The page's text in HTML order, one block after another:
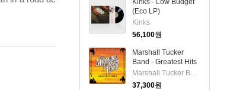
Kinks - Low Budget
(Eco LP)
Kinks
56,100원
Marshall Tucker
Band - Greatest Hits
(Bonus Tracks)(CD)Marshall Tucker Band
37,300원